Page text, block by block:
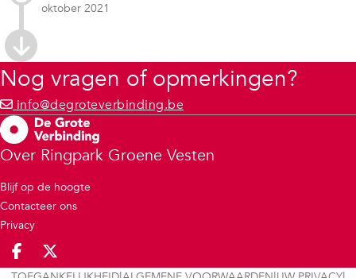
oktober 2021
Nog vragen of opmerkingen?
info@degroteverbinding.be
Over Ringpark Groene Vesten
Blijf op de hoogte
Contacteer ons
Privacy
Deel op facebook
Deel op X